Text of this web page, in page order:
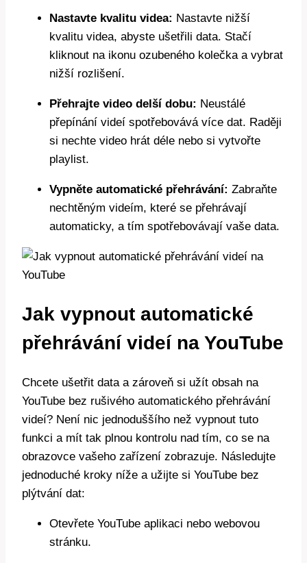
Nastavte kvalitu videa: Nastavte nižší
kvalitu videa, abyste ušetřili data. Stačí
kliknout na ikonu ozubeného kolečka a vybrat
nižší rozlišení.
Přehrajte video delší dobu: Neustálé
přepínání videí spotřebovává více dat. Raději
si nechte video hrát déle nebo si vytvořte
playlist.
Vypněte automatické přehrávání: Zabraňte
nechtěným videím, které se přehrávají
automaticky, a tím spotřebovávají vaše data.
Jak vypnout automatické
přehrávání videí na YouTube
Chcete ušetřit data a zároveň si užít obsah na
YouTube bez rušivého automatického přehrávání
videí? Není nic jednoduššího než vypnout tuto
funkci a mít tak plnou kontrolu nad tím, co se na
obrazovce vašeho zařízení zobrazuje. Následujte
jednoduché kroky níže a užijte si YouTube bez
plýtvání dat:
Otevřete YouTube aplikaci nebo webovou
stránku.